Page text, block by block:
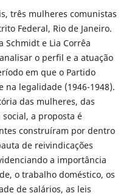
três mulheres comunistas
Federal, Rio de Janeiro.
Schmidt e Lia Corrêa
o perfil e a atuação
em que o Partido
na legalidade (1946-1948).
das mulheres, das
a proposta é
construíram por dentro
de reivindicações
a importância
o trabalho doméstico, os
de salários, as leis